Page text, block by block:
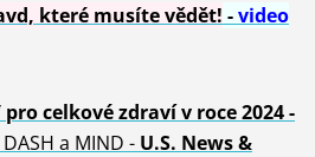
které musíte vědět! -video
pro celkové zdraví v roce 2024 -
a MIND - U.S. News &